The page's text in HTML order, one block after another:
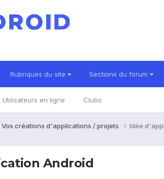
Rubriques du site Sections du forum
Utilisateurs en ligne Clubs
Vos créations d'applications / projets Idée
Android